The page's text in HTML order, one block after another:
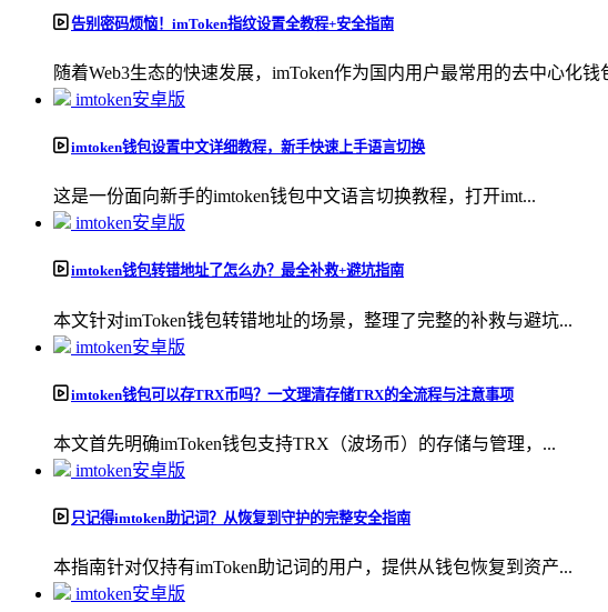
告别密码烦恼！imToken指纹设置全教程+安全指南
随着Web3生态的快速发展，imToken作为国内用户最常用的去中心化
imtoken安卓版
imtoken钱包设置中文详细教程，新手快速上手语言切换
这是一份面向新手的imtoken钱包中文语言切换教程，打开imt...
imtoken安卓版
imtoken钱包转错地址了怎么办？最全补救+避坑指南
本文针对imToken钱包转错地址的场景，整理了完整的补救与避坑...
imtoken安卓版
imtoken钱包可以存TRX币吗？一文理清存储TRX的全流程与注意事项
本文首先明确imToken钱包支持TRX（波场币）的存储与管理，...
imtoken安卓版
只记得imtoken助记词？从恢复到守护的完整安全指南
本指南针对仅持有imToken助记词的用户，提供从钱包恢复到资产...
imtoken安卓版